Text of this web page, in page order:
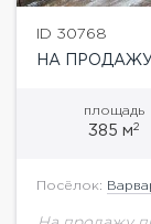
ID 30768
НА
площадь
385 м2
Посёлок: